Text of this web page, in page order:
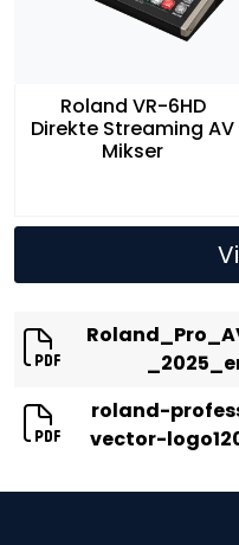
Roland VR-6HD
Direkte Streaming AV
Mikser
roland-
vector-